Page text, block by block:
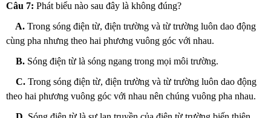
Câu 7: Phát biểu nào sau đây là không đúng?
A. Trong sóng điện từ, điện trường và từ trường luôn dao động
cùng pha nhưng theo hai phương vuông góc với nhau.
B. Sóng điện từ là sóng ngang trong mọi môi trường.
C. Trong sóng điện từ, điện trường và từ trường luôn dao động
theo hai phương vuông góc với nhau nên chúng vuông pha nhau.